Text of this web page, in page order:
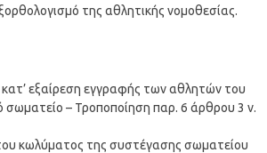
της αθλητικής νομοθεσίας.
εξαίρεση εγγραφής των αθλητών του
σωματείο – Τροποποίηση παρ. 6 άρθρου 3 ν.
κωλύματος της συστέγασης σωματείου